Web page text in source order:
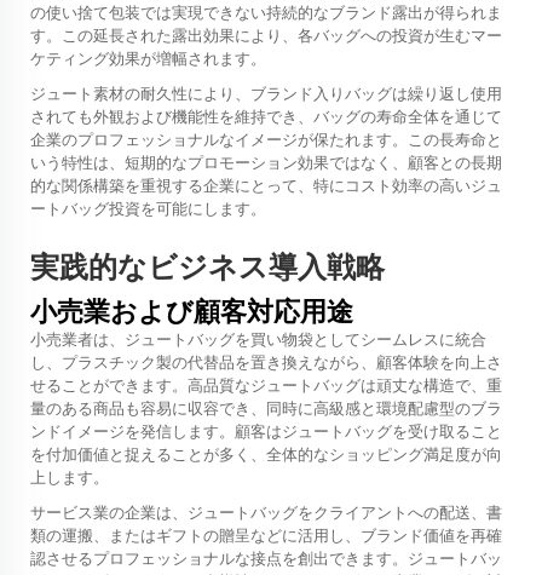
の使い捨て包装では実現できない持続的なブランド露出が得られま
す。この延長された露出効果により、各バッグへの投資が生むマー
ケティング効果が増幅されます。
ジュート素材の耐久性により、ブランド入りバッグは繰り返し使用
されても外観および機能性を維持でき、バッグの寿命全体を通じて
企業のプロフェッショナルなイメージが保たれます。この長寿命と
いう特性は、短期的なプロモーション効果ではなく、顧客との長期
的な関係構築を重視する企業にとって、特にコスト効率の高いジュ
ートバッグ投資を可能にします。
実践的なビジネス導入戦略
小売業および顧客対応用途
小売業者は、ジュートバッグを買い物袋としてシームレスに統合
し、プラスチック製の代替品を置き換えながら、顧客体験を向上さ
せることができます。高品質なジュートバッグは頑丈な構造で、重
量のある商品も容易に収容でき、同時に高級感と環境配慮型のブラ
ンドイメージを発信します。顧客はジュートバッグを受け取ること
を付加価値と捉えることが多く、全体的なショッピング満足度が向
上します。
サービス業の企業は、ジュートバッグをクライアントへの配送、書
類の運搬、またはギフトの贈呈などに活用し、ブランド価値を再確
認させるプロフェッショナルな接点を創出できます。ジュートバッ